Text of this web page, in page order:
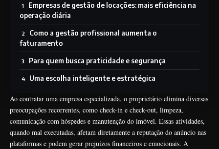
Empresas de gestão de locações: mais eficiência na
operação diária
Como a gestão profissional aumenta o
faturamento
Para quem busca praticidade e segurança
Uma escolha inteligente e estratégica
Ao contratar uma empresa especializada, o proprietário elimina diversas
preocupações recorrentes, como check-in e check-out, limpeza,
comunicação com hóspedes e manutenção do imóvel. Essas atividades,
quando mal executadas, afetam diretamente a reputação do anúncio nas
plataformas e podem gerar prejuízos financeiros e emocionais. A